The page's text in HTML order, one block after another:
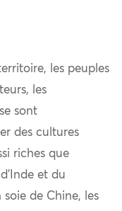
les peuples
les
sont
des cultures
riches que
et du
de Chine, les